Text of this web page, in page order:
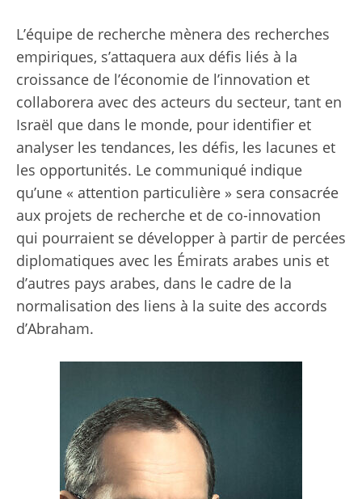
L’équipe de recherche mènera des recherches
empiriques, s’attaquera aux défis liés à la
croissance de l’économie de l’innovation et
collaborera avec des acteurs du secteur, tant en
Israël que dans le monde, pour identifier et
analyser les tendances, les défis, les lacunes et
les opportunités. Le communiqué indique
qu’une « attention particulière » sera consacrée
aux projets de recherche et de co-innovation
qui pourraient se développer à partir de percées
diplomatiques avec les Émirats arabes unis et
d’autres pays arabes, dans le cadre de la
normalisation des liens à la suite des accords
d’Abraham.